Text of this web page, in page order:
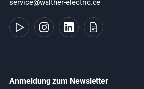
service@walther-electric.de
Anmeldung zum Newsletter